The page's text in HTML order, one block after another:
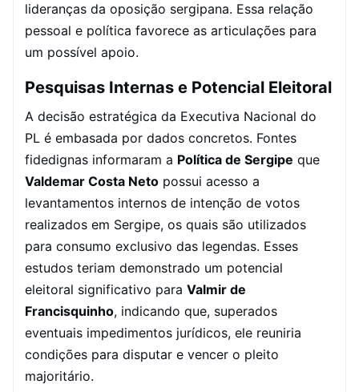
lideranças da oposição sergipana. Essa relação
pessoal e política favorece as articulações para
um possível apoio.
Pesquisas Internas e Potencial Eleitoral
A decisão estratégica da Executiva Nacional do
PL é embasada por dados concretos. Fontes
fidedignas informaram a Política de Sergipe que
Valdemar Costa Neto possui acesso a
levantamentos internos de intenção de votos
realizados em Sergipe, os quais são utilizados
para consumo exclusivo das legendas. Esses
estudos teriam demonstrado um potencial
eleitoral significativo para Valmir de
Francisquinho, indicando que, superados
eventuais impedimentos jurídicos, ele reuniria
condições para disputar e vencer o pleito
majoritário.